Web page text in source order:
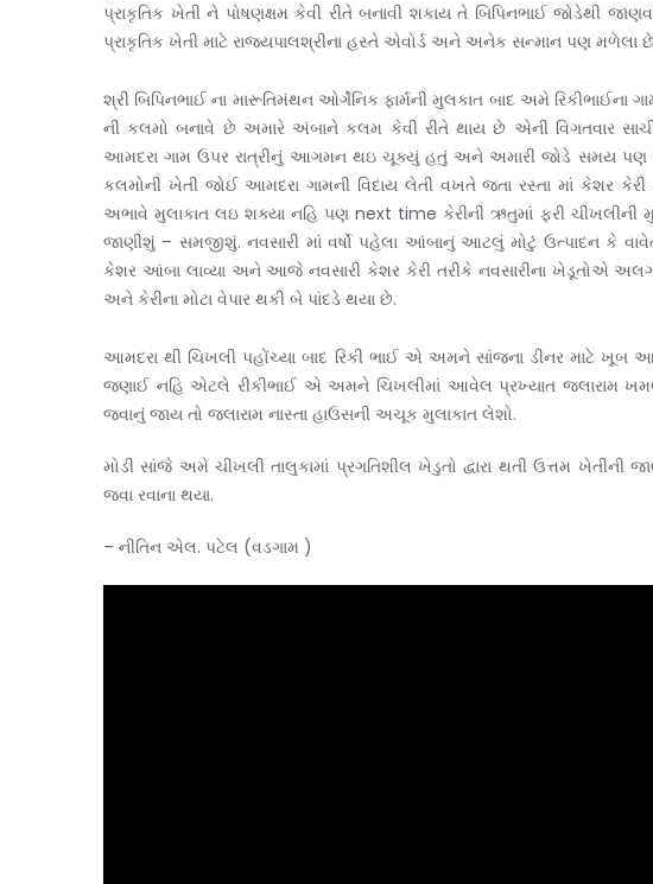
પ્રાકૃતિક ખેતી ને પોષણક્ષમ કેવી રીતે બનાવી શકાય તે બિપિનભાઈ જોડેથી
પ્રાકૃતિક ખેતી માટે રાજ્યપાલશ્રીના હસ્તે એવોર્ડ અને અનેક સન્માન પણ મળેલા
શ્રી બિપિનભાઈ ના મારૂતિમંથન ઓર્ગેનિક ફાર્મની મુલકાત બાદ અમે
ની કલમો બનાવે છે અમારે અંબાને કલમ કેવી રીતે થાય છે એની વિગતવાર
આમદરા ગામ ઉપર રાત્રીનું આગમન થઇ ચૂક્યું હતું અને અમારી જોડે સમય
કલમોની ખેતી જોઈ આમદરા ગામની વિદાય લેતી વખતે જતા રસ્તા માં કેશર
અભાવે મુલાકાત લઇ શક્યા નહિ પણ next time કેરીની ઋતુમાં ફરી ચીખલીની
જાણીશું – સમજીશું. નવસારી માં વર્ષો પહેલા આંબાનું આટલું મોટું ઉત્પાદન કે
કેશર આંબા લાવ્યા અને આજે નવસારી કેશર કેરી તરીકે નવસારીના ખેડૂતોએ અલગ
અને કેરીના મોટા વેપાર થકી બે પાંદડે થયા છે.
આમદરા થી ચિખલી પહોંચ્યા બાદ રિકી ભાઈ એ અમને સાંજના ડીનર માટે
જણાઈ નહિ એટલે રીકીભાઈ એ અમને ચિખલીમાં આવેલ પ્રખ્યાત જલારામ ખમણ
જવાનું જાય તો જલારામ નાસ્તા હાઉસની અચૂક મુલાકાત લેશો.
મોડી સાંજે અમે ચીખલી તાલુકામાં પ્રગતિશીલ ખેડુતો દ્વારા થતી ઉત્તમ ખેતીની
જવા રવાના થયા.
– નીતિન એલ. પટેલ (વડગામ )